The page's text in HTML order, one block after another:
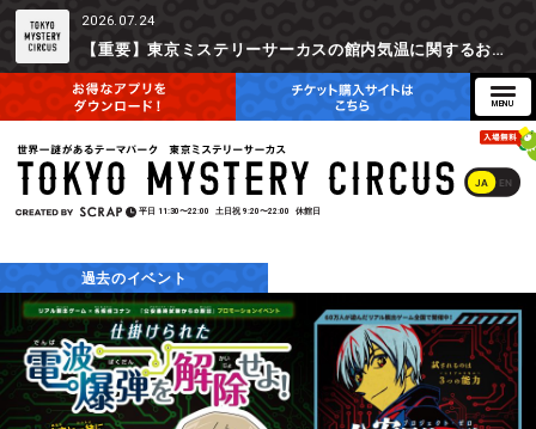
2026.07.24
【重要】東京ミステリーサーカスの館内気温に関するお詫びとご参加辞退時の返金対応について
JA EN
平日 11:30〜22:00 土日祝 9:20〜22:00 休館日
過去のイベント